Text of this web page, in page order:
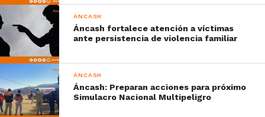
ÁNCASH
Áncash fortalece atención a víctimas
ante persistencia de violencia familiar
ÁNCASH
Áncash: Preparan acciones para próximo
Simulacro Nacional Multipeligro